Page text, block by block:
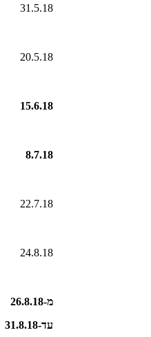
31.5.18
20.5.18
15.6.18
8.7.18
22.7.18
24.8.18
מ-26.8.18
עד-31.8.18